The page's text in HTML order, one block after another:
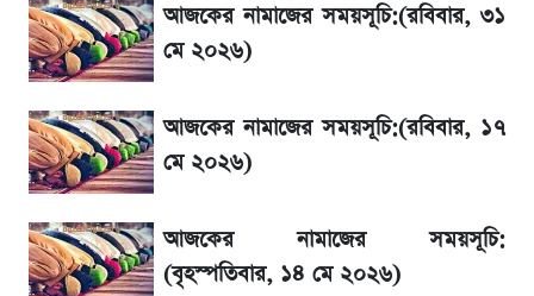
আগামীকালই স্পষ্ট হবে এসএসসি ফল প্রকাশের
তারিখ
৬ আগস্ট দেশের বাজারে স্বর্ণের দাম
শেখ হাসিনার দেশে ফেরা নিয়ে যা বললেন রুমিন
ফারহানা
আজকের নামাজের সময়সূচি:(রবিবার, ৩১
মে ২০২৬)
আজকের নামাজের সময়সূচি:(রবিবার, ১৭
মে ২০২৬)
আজকের নামাজের সময়সূচি:
(বৃহস্পতিবার, ১৪ মে ২০২৬)